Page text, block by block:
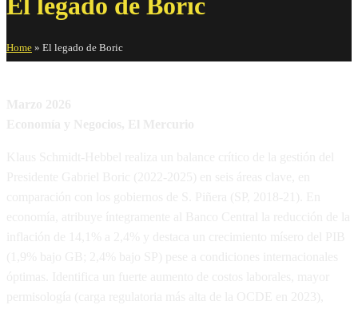
El legado de Boric
Home » El legado de Boric